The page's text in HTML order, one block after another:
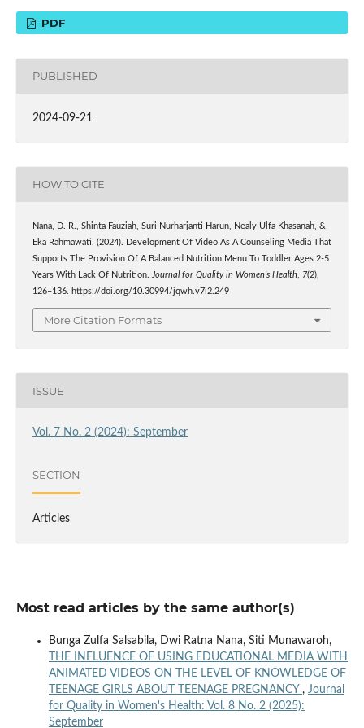
PDF
PUBLISHED
2024-09-21
HOW TO CITE
Nana, D. R., Shinta Fauziah, Suri Nurharjanti Harun, Nealy Ulfa Khasanah, &
Eka Rahmawati. (2024). Development Of Video As A Counseling Media That
Supports The Provision Of A Balanced Nutrition Menu To Toddler Ages 2-5
Years With Lack Of Nutrition.
Journal for Quality in Women’s Health, 7(2),
126–136. https://doi.org/10.30994/jqwh.v7i2.249
More Citation Formats
ISSUE
Vol. 7 No. 2 (2024): September
SECTION
Articles
Most read articles by the same author(s)
Bunga Zulfa Salsabila, Dwi Ratna Nana, Siti Munawaroh,
THE INFLUENCE OF USING EDUCATIONAL MEDIA WITH
ANIMATED VIDEOS ON THE LEVEL OF KNOWLEDGE OF
TEENAGE GIRLS ABOUT TEENAGE PREGNANCY , Journal
for Quality in Women's Health: Vol. 8 No. 2 (2025):
September